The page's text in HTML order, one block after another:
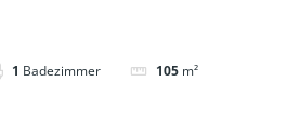
1 Badezimmer 105 m²